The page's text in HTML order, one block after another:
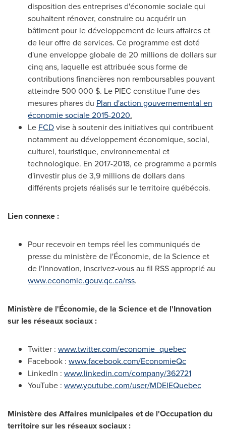
disposition des entreprises d'économie sociale qui
souhaitent rénover, construire ou acquérir un
bâtiment pour le développement de leurs affaires et
de leur offre de services. Ce programme est doté
d'une enveloppe globale de 20 millions de dollars sur
cinq ans, laquelle est attribuée sous forme de
contributions financières non remboursables pouvant
atteindre 500 000 $. Le PIEC constitue l'une des
mesures phares du Plan d'action gouvernemental en
économie sociale 2015-2020.
Le FCDvise à soutenir des initiatives qui contribuent
notamment au développement économique, social,
culturel, touristique, environnemental et
technologique. En 2017-2018, ce programme a permis
d'investir plus de 3,9 millions de dollars dans
différents projets réalisés sur le territoire québécois.
Lien connexe :
Pour recevoir en temps réel les communiqués de
presse du ministère de l'Économie, de la Science et
de l'Innovation, inscrivez-vous au fil RSS approprié au
www.economie.gouv.qc.ca/rss.
Ministère de l'Économie, de la Science et de l'Innovation
sur les réseaux sociaux :
Twitter : www.twitter.com/economie_quebec
Facebook : www.facebook.com/EconomieQc
LinkedIn : www.linkedin.com/company/362721
YouTube : www.youtube.com/user/MDEIEQuebec
Ministère des Affaires municipales et de l'Occupation du
territoire sur les réseaux sociaux :